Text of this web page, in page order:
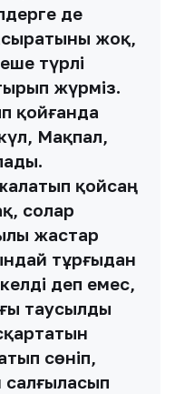
де
жоқ,
түрлі
жүрміз.
қойғанда
Мақпал,
қойсаң
солар
жастар
тұрғыдан
деп емес,
таусылды
сөніп,